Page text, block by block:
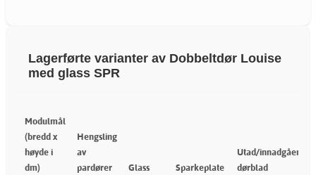
Lagerførte varianter av Dobbeltdør Louise
med glass SPR
Modulmål
(bredd x
høyde i
dm)
Hengsling
av
pardører
Glass Sparkeplate
Utad/innadgående
dørblad